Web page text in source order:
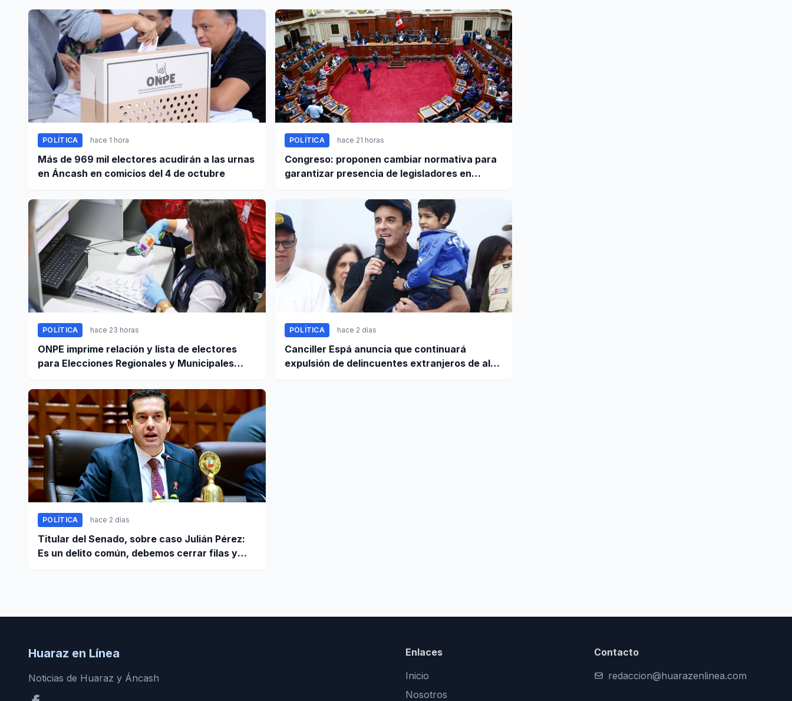
POLÍTICA hace 1 hora
Más de 969 mil electores acudirán a las urnas
en Áncash en comicios del 4 de octubre
POLÍTICA hace 21 horas
Congreso: proponen cambiar normativa para
garantizar presencia de legisladores en
POLÍTICA hace 23 horas
ONPE imprime relación y lista de electores
para Elecciones Regionales y Municipales
POLÍTICA hace 2 días
Canciller Espá anuncia que continuará
expulsión de delincuentes extranjeros de alta
POLÍTICA hace 2 días
Titular del Senado, sobre caso Julián Pérez:
Es un delito común, debemos cerrar filas y
Huaraz en Línea
Noticias de Huaraz y Áncash
Enlaces
Inicio
Nosotros
Contacto
redaccion@huarazenlinea.com